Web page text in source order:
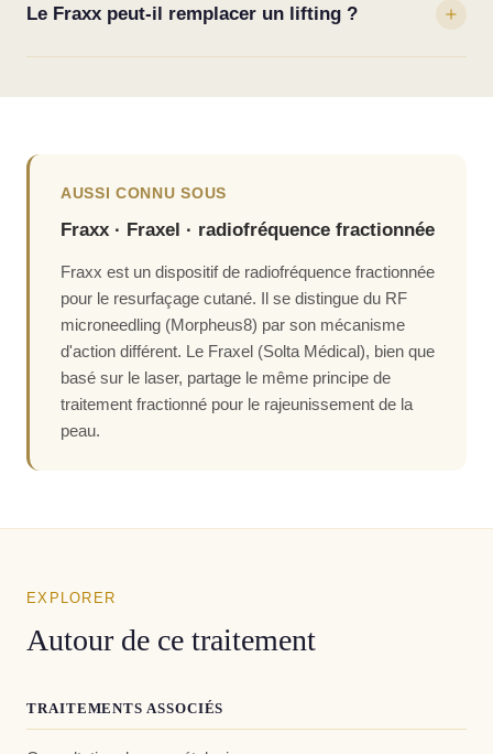
votre tolérance.
6 semaines. Un premier effet tenseur est visible après la
continue de progresser pendant 3 à 6 mois après la dernière
Le Fraxx peut-il remplacer un lifting ?
lifting chirurgical en cas de relâchement important. Il est idéal
ou en complément d'autres traitements. C'est également une
AUSSI CONNU SOUS
Fraxx · Fraxel · radiofréquence fractionnée
Fraxx est un dispositif de radiofréquence fractionnée
pour le resurfaçage cutané. Il se distingue du RF
microneedling (Morpheus8) par son mécanisme
d'action différent. Le Fraxel (Solta Médical), bien que
basé sur le laser, partage le même principe de
traitement fractionné pour le rajeunissement de la
peau.
EXPLORER
Autour de ce traitement
TRAITEMENTS ASSOCIÉS